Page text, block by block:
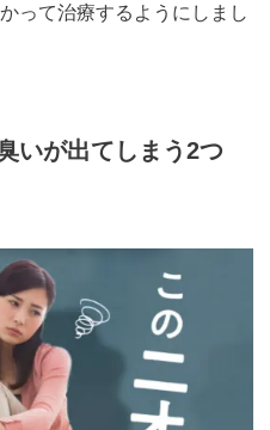
って治療するようにしまし
いが出てしまう2つ